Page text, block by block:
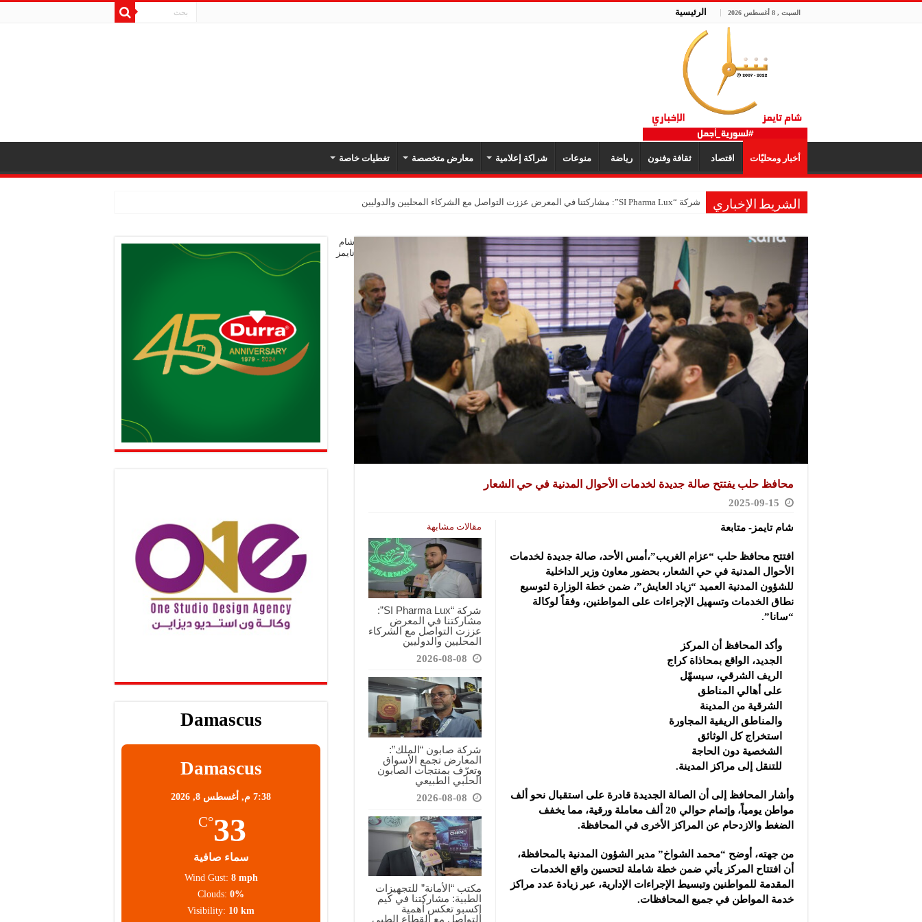
السبت , 8 أغسطس 2026 الرئيسية
أخبار ومحليّات اقتصاد ثقافة وفنون رياضة منوعات شراكة إعلامية معارض متخصصة تغطيات خاصة
الشريط الإخباري شركة “SI Pharma Lux”: مشاركتنا في المعرض عززت التواصل مع الشركاء المحليين والدوليين
محافظ حلب يفتتح صالة جديدة لخدمات الأحوال المدنية في حي الشعار
2025-09-15
مقالات مشابهة
شركة “SI Pharma Lux”:
مشاركتنا في المعرض
عززت التواصل مع الشركاء
المحليين والدوليين
2026-08-08
شركة صابون “الملك”:
المعارض تجمع الأسواق
وتعرّف بمنتجات الصابون
الحلبي الطبيعي
2026-08-08
مكتب “الأمانة” للتجهيزات
الطبية: مشاركتنا في كيم
إكسبو تعكس أهمية
التواصل مع القطاع الطبي
شام تايمز- متابعة
افتتح محافظ حلب “عزام الغريب”،أمس الأحد، صالة جديدة لخدمات
الأحوال المدنية في حي الشعار، بحضور معاون وزير الداخلية
للشؤون المدنية العميد “زياد العايش”، ضمن خطة الوزارة لتوسيع
نطاق الخدمات وتسهيل الإجراءات على المواطنين، وفقاً لوكالة
“سانا”.
وأكد المحافظ أن المركز
الجديد، الواقع بمحاذاة كراج
الريف الشرقي، سيسهّل
على أهالي المناطق
الشرقية من المدينة
والمناطق الريفية المجاورة
استخراج كل الوثائق
الشخصية دون الحاجة
للتنقل إلى مراكز المدينة.
وأشار المحافظ إلى أن الصالة الجديدة قادرة على استقبال نحو ألف
مواطن يومياً، وإتمام حوالي 20 ألف معاملة ورقية، مما يخفف
الضغط والازدحام عن المراكز الأخرى في المحافظة.
من جهته، أوضح “محمد الشواخ” مدير الشؤون المدنية بالمحافظة،
أن افتتاح المركز يأتي ضمن خطة شاملة لتحسين واقع الخدمات
المقدمة للمواطنين وتبسيط الإجراءات الإدارية، عبر زيادة عدد مراكز
خدمة المواطن في جميع المحافظات.
Damascus
Damascus
7:38 م, أغسطس 8, 2026
33
°C
سماء صافية
Wind Gust: 8 mph
Clouds: 0%
Visibility: 10 km
شام
تايمز